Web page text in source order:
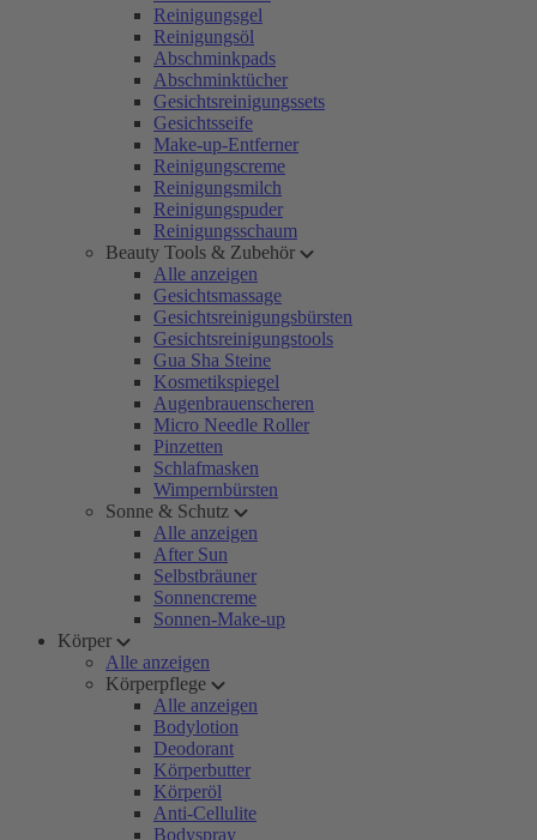
Reinigungsgel
Reinigungsöl
Abschminkpads
Abschminktücher
Gesichtsreinigungssets
Gesichtsseife
Make-up-Entferner
Reinigungscreme
Reinigungsmilch
Reinigungspuder
Reinigungsschaum
Beauty Tools & Zubehör
Alle anzeigen
Gesichtsmassage
Gesichtsreinigungsbürsten
Gesichtsreinigungstools
Gua Sha Steine
Kosmetikspiegel
Augenbrauenscheren
Micro Needle Roller
Pinzetten
Schlafmasken
Wimpernbürsten
Sonne & Schutz
Alle anzeigen
After Sun
Selbstbräuner
Sonnencreme
Sonnen-Make-up
Körper
Alle anzeigen
Körperpflege
Alle anzeigen
Bodylotion
Deodorant
Körperbutter
Körperöl
Anti-Cellulite
Bodyspray